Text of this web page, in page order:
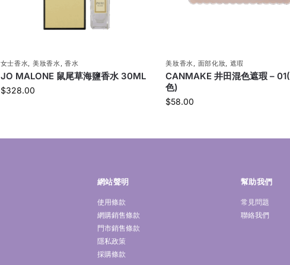
女士香水, 美妝香水,香水
JO MALONE 鼠尾草海鹽香水 30ML
$328.00
美妝香水, 面部化妝, 遮瑕
CANMAKE 井田混色遮瑕 –
色)
$58.00
網站聲明
使用條款
網購銷售條款
門市銷售條款
隱私政策
採購條款
幫助我們
常見問題
聯絡我們